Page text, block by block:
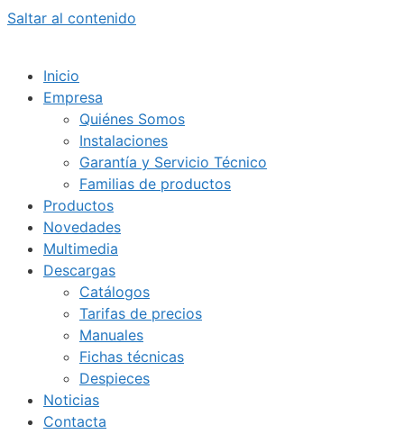
Saltar al contenido
Inicio
Empresa
Quiénes Somos
Instalaciones
Garantía y Servicio Técnico
Familias de productos
Productos
Novedades
Multimedia
Descargas
Catálogos
Tarifas de precios
Manuales
Fichas técnicas
Despieces
Noticias
Contacta